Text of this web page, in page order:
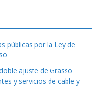
públicas por la Ley de
ajuste de Grasso
y servicios de cable y